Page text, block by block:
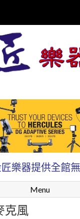
樂器提供全館無
Menu
器
克風